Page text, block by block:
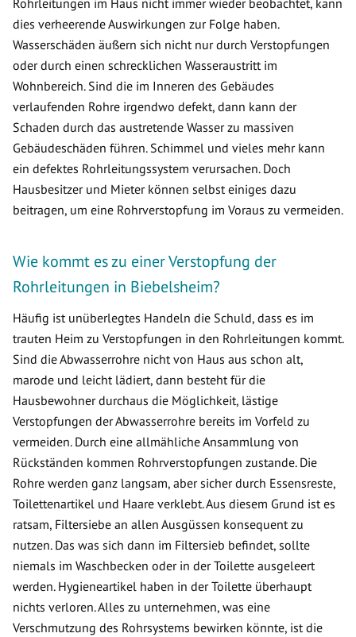
Rohrleitungen im Haus nicht immer wieder beobachtet, kann
dies verheerende Auswirkungen zur Folge haben.
Wasserschäden äußern sich nicht nur durch Verstopfungen
oder durch einen schrecklichen Wasseraustritt im
Wohnbereich. Sind die im Inneren des Gebäudes
verlaufenden Rohre irgendwo defekt, dann kann der
Schaden durch das austretende Wasser zu massiven
Gebäudeschäden führen. Schimmel und vieles mehr kann
ein defektes Rohrleitungssystem verursachen. Doch
Hausbesitzer und Mieter können selbst einiges dazu
beitragen, um eine Rohrverstopfung im Voraus zu vermeiden.
Wie kommt es zu einer Verstopfung der
Rohrleitungen in Biebelsheim?
Häufig ist unüberlegtes Handeln die Schuld, dass es im
trauten Heim zu Verstopfungen in den Rohrleitungen kommt.
Sind die Abwasserrohre nicht von Haus aus schon alt,
marode und leicht lädiert, dann besteht für die
Hausbewohner durchaus die Möglichkeit, lästige
Verstopfungen der Abwasserrohre bereits im Vorfeld zu
vermeiden. Durch eine allmähliche Ansammlung von
Rückständen kommen Rohrverstopfungen zustande. Die
Rohre werden ganz langsam, aber sicher durch Essensreste,
Toilettenartikel und Haare verklebt. Aus diesem Grund ist es
ratsam, Filtersiebe an allen Ausgüssen konsequent zu
nutzen. Das was sich dann im Filtersieb befindet, sollte
niemals im Waschbecken oder in der Toilette ausgeleert
werden. Hygieneartikel haben in der Toilette überhaupt
nichts verloren. Alles zu unternehmen, was eine
Verschmutzung des Rohrsystems bewirken könnte, ist die